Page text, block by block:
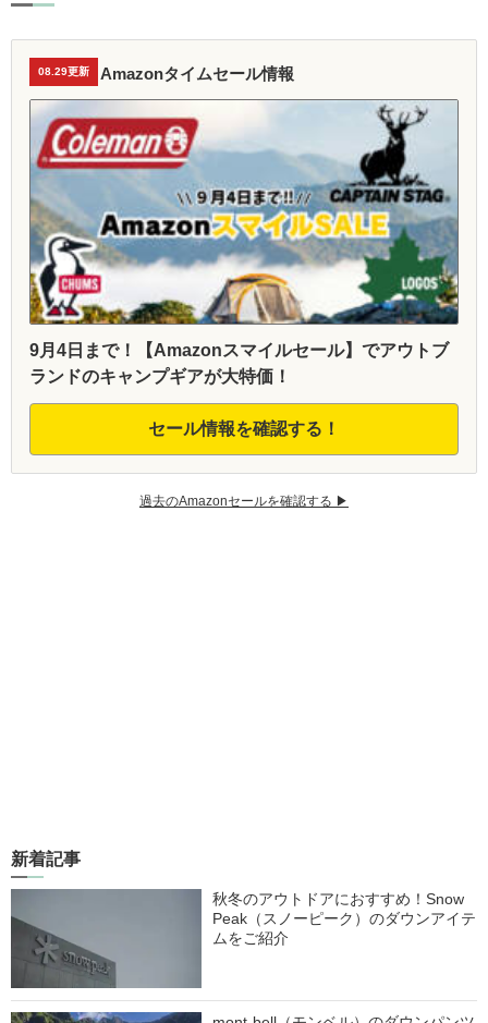
08.29更新 Amazonタイムセール情報
9月4日まで！【Amazonスマイルセール】でアウトブ
ランドのキャンプギアが大特価！
セール情報を確認する！
過去のAmazonセールを確認する ▶︎
新着記事
秋冬のアウトドアにおすすめ！Snow
Peak（スノーピーク）のダウンアイテ
ムをご紹介